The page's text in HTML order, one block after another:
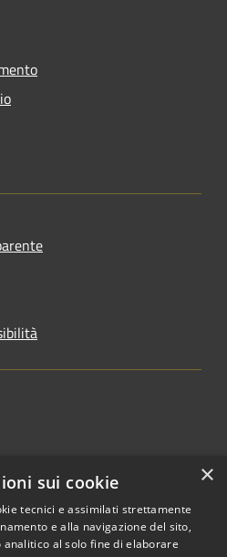
×
sui cookie
tecnici e assimilati strettamente
e alla navigazione del sito,
analitico al solo fine di elaborare